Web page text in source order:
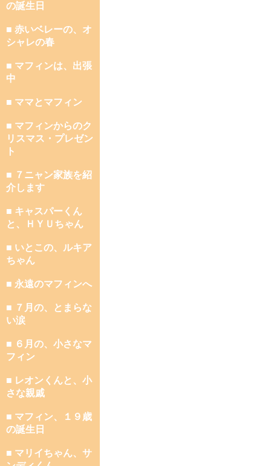
の誕生日
■ 赤いベレーの、オ
シャレの春
■ マフィンは、出張
中
■ ママとマフィン
■ マフィンからのク
リスマス・プレゼン
ト
■ ７ニャン家族を紹
介します
■ キャスパーくん
と、ＨＹＵちゃん
■ いとこの、ルキア
ちゃん
■ 永遠のマフィンへ
■ ７月の、とまらな
い涙
■ ６月の、小さなマ
フィン
■ レオンくんと、小
さな親戚
■ マフィン、１９歳
の誕生日
■ マリイちゃん、サ